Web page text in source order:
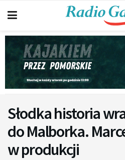
Słodka historia
do Malborka.
w produkcji